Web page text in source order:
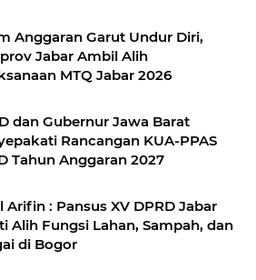
Anggaran Garut Undur Diri,
Jabar Ambil Alih
MTQ Jabar 2026
dan Gubernur Jawa Barat
Rancangan KUA-PPAS
Tahun Anggaran 2027
XV DPRD Jabar
Alih Fungsi Lahan, Sampah, dan
di Bogor